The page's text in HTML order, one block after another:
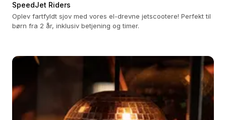
SpeedJet Riders
Oplev fartfyldt sjov med vores el-drevne jetscootere! Perfekt til
børn fra 2 år, inklusiv betjening og timer.